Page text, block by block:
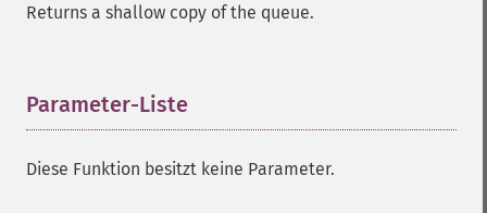
Returns a shallow copy of the queue.
Parameter-Liste
Diese Funktion besitzt keine Parameter.